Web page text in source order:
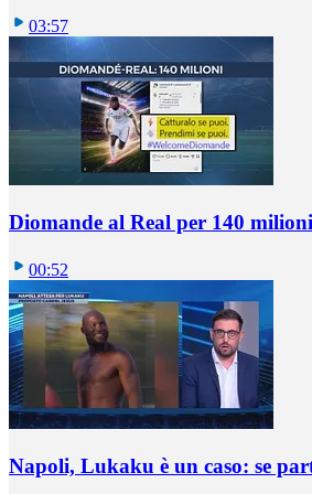
03:57
Diomande al Real per 140
00:52
Napoli, Lukaku è un caso: se